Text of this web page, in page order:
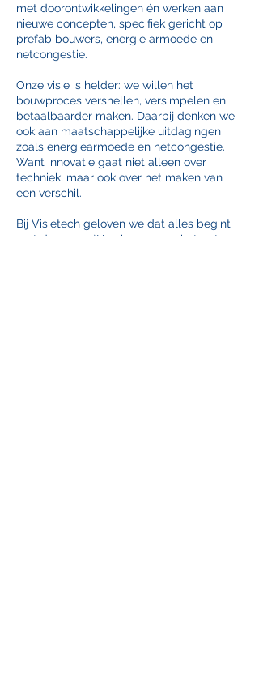
met doorontwikkelingen én werken aan
nieuwe concepten, specifiek gericht op
prefab bouwers, energie armoede en
netcongestie.
Onze visie is helder: we willen het
bouwproces versnellen, versimpelen en
betaalbaarder maken. Daarbij denken we
ook aan maatschappelijke uitdagingen
zoals energiearmoede en netcongestie.
Want innovatie gaat niet alleen over
techniek, maar ook over het maken van
een verschil.
Bij Visietech geloven we dat alles begint
met de vraag: “Hoe kunnen we het beter,